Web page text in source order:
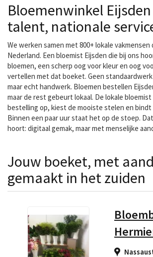
Bloemenwinkel
talent, nationale
We werken samen met 800+ lokale vakmensen
Nederland. Een bloemist Eijsden die bij ons
bloemen, een scherp oog voor kleur en oog
vertellen met dat boeket. Geen
maar echt handwerk. Bloemen bestellen
maar de rest gebeurt lokaal. De lokale
bestelling op, kiest de mooiste stelen en bindt
Binnen een paar uur staat het op de stoep.
hoort: digitaal gemak, maar met menselijke
Jouw boeket, met
gemaakt in het zuiden